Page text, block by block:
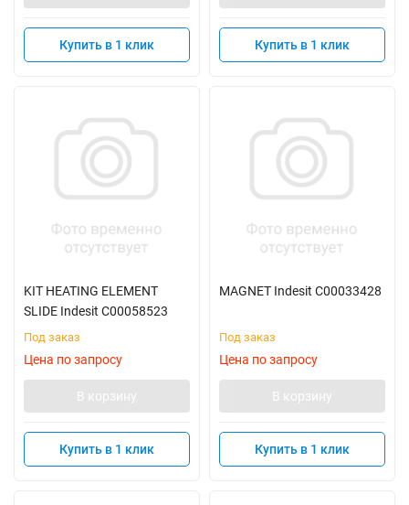
Купить в 1 клик Купить в 1 клик
KIT HEATING ELEMENT
SLIDE Indesit C00058523
Под заказ
Цена по запросу
В корзину
Купить в 1 клик
MAGNET Indesit C00033428
Под заказ
Цена по запросу
В корзину
Купить в 1 клик